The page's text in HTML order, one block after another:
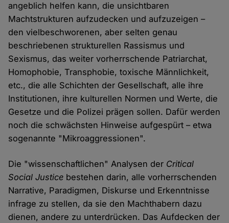
angeblich helfen kann, die unsichtbaren
Machtstrukturen aufzudecken und aufzuzeigen –
den vielbeschworenen, aber selten genau
beschriebenen strukturellen Rassismus und
Sexismus, das weiter vorherrschende Patriarchat,
Homophobie, Transphobie, toxische Männlichkeit,
etc., die alle Schichten der Gesellschaft, alle ihre
Institutionen, ihre kulturellen Normen und Werte, die
Gesetze und die Polizei prägen sollen. Dafür werden
noch die schwächsten Hinweise aufgespürt – etwa
sogenannte "Mikroaggressionen".
Die "wissenschaftlichen" Analysen der Critical
Social Justice bestehen darin, alle vorherrschenden
Narrative, Paradigmen, Diskurse und Erkenntnisse
infrage zu stellen, da sie den Machthabern dazu
dienen, andere zu unterdrücken. Das Aufdecken der